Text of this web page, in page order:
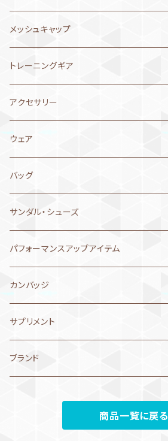
6月11日～20日
6月1日～10日
5月21日～31日
5月11日～20日
4月21日～30日
4月11日～20日
4月1日～10日
3月21日～31日
3月11日～20日
3月1日～10日
2月11日～20日
2025年12月
2025年11月
2025年10月
2025年9月
2025年8月
2025年6月
2025年5月
2025年3月
メンズ水着
ボーイズ水着
キャップ
メッシュキャップ
シリコンキャップ
アクセサリー
ゴーグル
セームタオル
サプリメント
ウェア
バッグ
バッジ
原画
アウター（ジャケット、スウェット）
メンズ 承認水着
MIZUNO ミズノ
arena アリーナ
ボーイズ 承認水着
MIZUNO ミズノ
arena アリーナ
レディス 承認水着
MIZUNO ミズノ
arena アリーナ
ガールズ 承認水着
MIZUNO ミズノ
arena アリーナ
メンズ 練習用水着
MIZUNO ミズノ
arena アリーナ
Jaked
ボーイズ 練習水着
MIZUNO ミズノ
arena アリーナ
レディス 練習用水着
MIZUNO ミズノ
arena アリーナ
phelps/MP/Aquasphere
ガールズ 練習水着
MIZUNO ミズノ
arena アリーナ
phelps/MP/Aquasphere
メッシュキャップ
NEW LEVELオリジナル
MIZUNO ミズノ
arena アリーナ
Aquasphere アクアスフィア
SWANS スワンズ
Jaked ジャケド
speedo スピード
トレーニングギア
パドル
パドル替えゴム
シュノーケル
フィン
プルブイ
ストレッチコード
ボール
バンド
アクセサリー
ゴーグル
MP MICHAEL PHELPS
SWANS
VIEW
ノンクッション
ゴーグルケース
タオル
セームタオル
マイクロファイバータオル
マスク
シリコンキャップ
レースキャップ
arena アリーナ
2WAYキャップ
ウェア
ハーフパンツ
ショートパンツ
ジャケット
Tシャツ
ポロシャツ
コート・アウター
arena アリーナ
バッグ
arena アリーナ
MIZUNO ミズノ
speedo スピード
AQUASPHERE アクアスフィア
リュック・バックパック
プルーフバッグ
サンダル・シューズ
パフォーマンスアップアイテム
コンプレスポーツ
AddElm
ベネクス
カンバッジ
サプリメント
エネルギーチャージ
ブランド
MIZUNO ミズノ
商品一覧に戻る